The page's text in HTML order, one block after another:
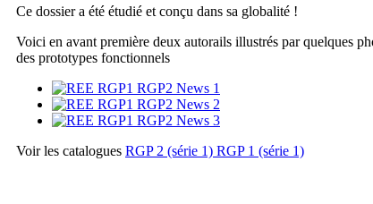
Ce dossier a été étudié et conçu dans sa globalité !
Voici en avant première deux autorails illustrés par quelques
des prototypes fonctionnels
Voir les catalogues RGP 2 (série 1) RGP 1 (série 1)